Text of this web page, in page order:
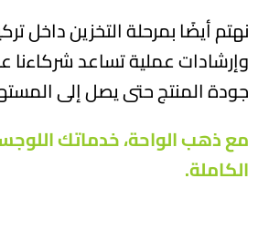
نهتم أيضًا بمرحلة التخزين داخل
وإرشادات عملية تساعد شركاءنا
جودة المنتج حتى يصل إلى
مع ذهب الواحة، خدماتك
الكاملة.